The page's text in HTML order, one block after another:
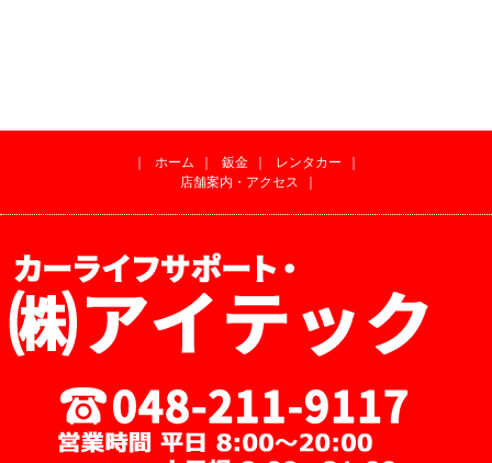
｜ ホーム ｜ 鈑金 ｜ レンタカー
｜
店舗案内・アクセス
｜